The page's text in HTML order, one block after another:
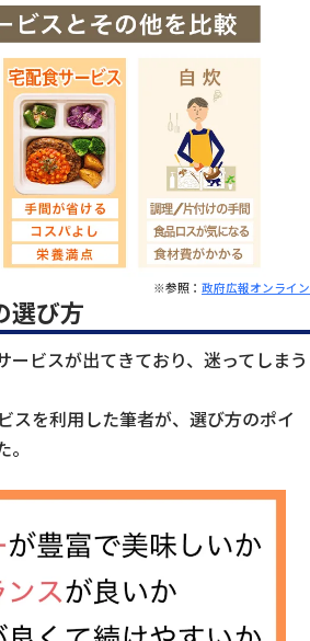
※参照： 政府広報オンライン
選び方
ービスが出てきており、迷ってしまう
スを利用した筆者が、選び方のポイ